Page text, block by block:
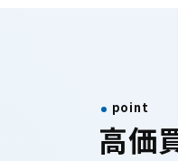
point
高価